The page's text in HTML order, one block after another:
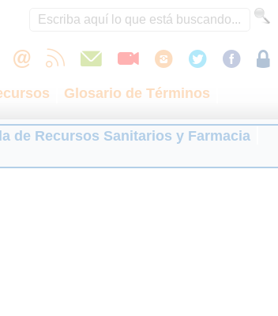
Glosario de Términos
de Recursos Sanitarios y Farmacia